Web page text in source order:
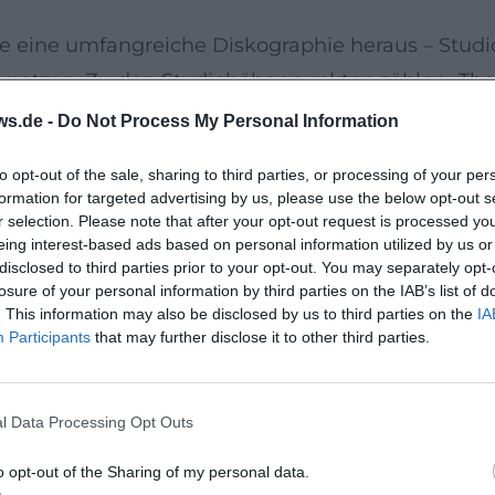
- Do Not Process My Personal Information
opt-out of the sale, sharing to third parties, or processing of your
for targeted advertising by us, please use the below opt-out
selection. Please note that after your opt-out request is processed
interest-based ads based on personal information utilized by us
to third parties prior to your opt-out. You may separately
of your personal information by third parties on the IAB’s list of
This information may also be disclosed by us to third parties on the
Participants that may further disclose it to other third parties.
Data Processing Opt Outs
opt-out of the Sharing of my personal data.
eine umfangreiche Diskographie heraus –
Zu den Studiohöhenpunkten zählen „The
Little“ (2007), „Christmas with the Ukulele
Girls“ (2015), „The Originals“ (2016) und
at the Royal Albert Hall“ konservieren die
Fassung von „Dy-Na-Mi-Tee“ die UK-
Repertoirepflege,
bis „Anarchy in the U.K.“
mit Gattungscodes. „Ode an die
Ballade; „Pinball Wizard“ wird in
weil die Band die Parameter Tonart,
Performance schärft so ein Hörerlebnis